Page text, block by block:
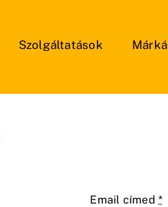
Szolgáltatások
Email címed*